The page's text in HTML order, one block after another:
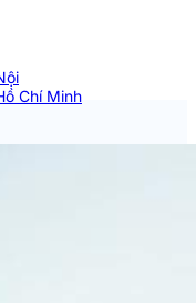
Chí Minh